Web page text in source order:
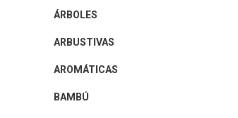
ÁRBOLES
ARBUSTIVAS
AROMÁTICAS
BAMBÚ